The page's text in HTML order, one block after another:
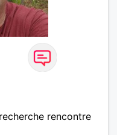
rencontre